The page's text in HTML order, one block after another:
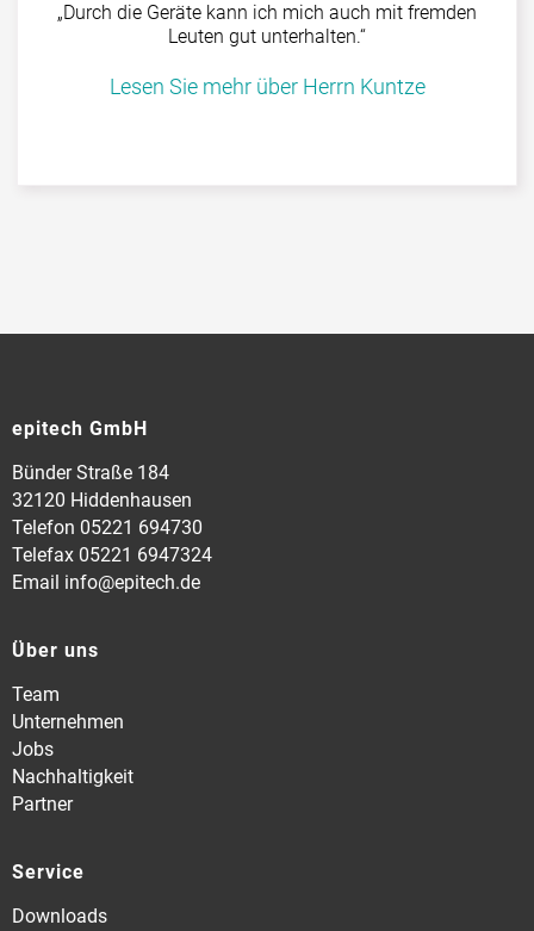
„Durch die Geräte kann ich mich auch mit fremden
Leuten gut unterhalten.“
Lesen Sie mehr über Herrn Kuntze
epitech GmbH
Bünder Straße 184
32120 Hiddenhausen
Telefon 05221 694730
Telefax 05221 6947324
Email info@epitech.de
Über uns
Team
Unternehmen
Jobs
Nachhaltigkeit
Partner
Service
Downloads